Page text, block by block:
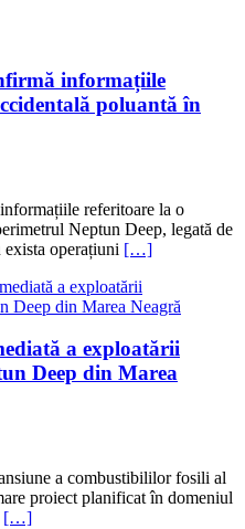
informațiile
poluantă în
referitoare la o
Neptun Deep, legată de
operațiuni […]
a exploatării
Deep din Marea
a combustibililor fosili al
proiect planificat în domeniul
[…]